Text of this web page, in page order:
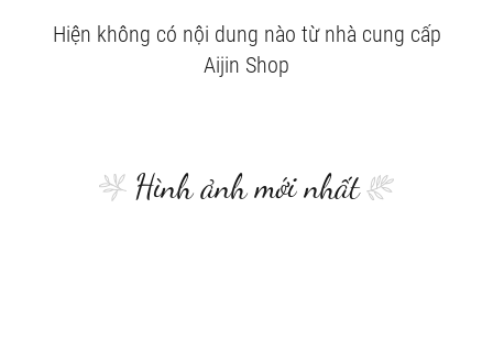
Hiện không có nội dung nào từ nhà cung cấp
Aijin Shop
Hình ảnh mới nhất